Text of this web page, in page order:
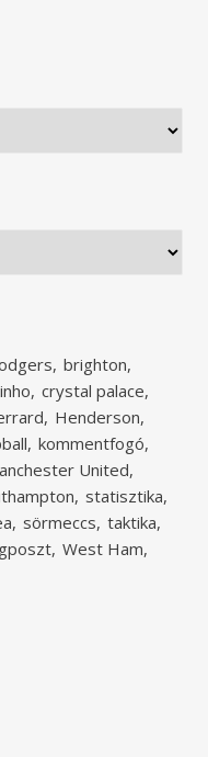
brighton
crystal palace
Henderson
kommentfogó
United
statisztika
sörmeccs taktika
West Ham